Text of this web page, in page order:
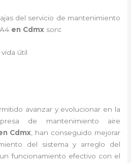
del servicio de mantenimiento
en Cdmx son:
útil
avanzar y evolucionar en la
de mantenimiento aire
Cdmx, han conseguido mejorar
del sistema y arreglo del
funcionamiento efectivo con el